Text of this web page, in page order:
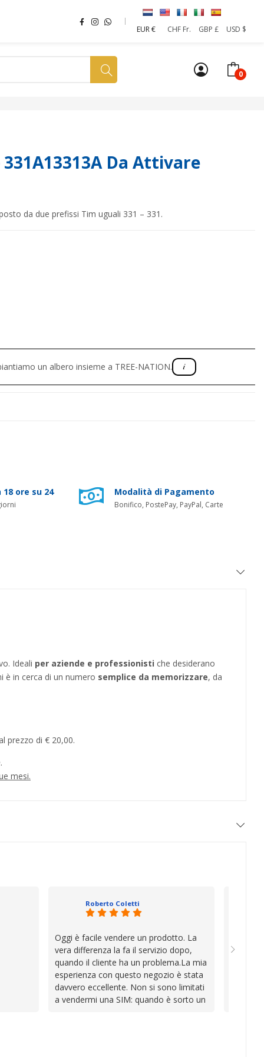
EUR €
CHF Fr. GBP £ USD $
0
Da Attivare
da due prefissi Tim uguali 331 – 331.
un albero insieme a TREE-NATION.
ore su 24 Modalità di Pagamento
Bonifico, PostePay, PayPal, Carte
Ideali per aziende e professionisti che desiderano
è in cerca di un numero semplice da memorizzare, da
prezzo di € 20,00.
mesi.
Roberto Coletti
Oggi è facile vendere un prodotto. La
vera differenza la fa il servizio dopo,
quando il cliente ha un problema.La mia
esperienza con questo negozio è stata
davvero eccellente. Non si sono limitati
a vendermi una SIM: quando è sorto un
sono